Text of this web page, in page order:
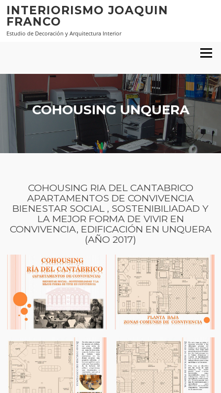
Saltar al contenido
INTERIORISMO JOAQUIN
FRANCO
Estudio de Decoración y Arquitectura Interior
Menú
COHOUSING UNQUERA
COHOUSING RIA DEL CANTABRICO
APARTAMENTOS DE CONVIVENCIA
BIENESTAR SOCIAL , SOSTENIBILIADAD Y
LA MEJOR FORMA DE VIVIR EN
CONVIVENCIA, EDIFICACIÓN EN UNQUERA
(AÑO 2017)